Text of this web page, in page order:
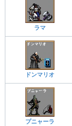
ラマ
ドンマリオ
プニャーラ